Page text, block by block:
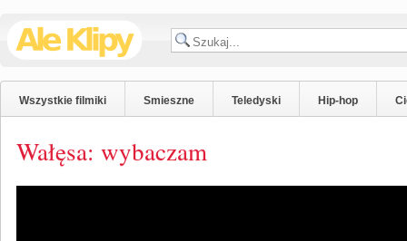
Wszystkie filmiki Smieszne Teledyski Hip-hop
Wałęsa: wybaczam